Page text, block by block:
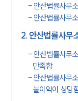
- 안산법률사무
- 안산법률사무
2. 안산법률사무
- 안산법률사무
만족함
- 안산법률사무
불이익이 상당